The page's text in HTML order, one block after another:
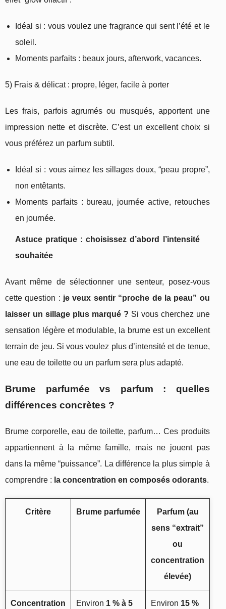
Idéal si : vous voulez une fragrance qui sent l’été et le
soleil.
Moments parfaits : beaux jours, afterwork, vacances.
5) Frais & délicat : propre, léger, facile à porter
Les frais, parfois agrumés ou musqués, apportent une
impression nette et discrète. C’est un excellent choix si
vous préférez un parfum subtil.
Idéal si : vous aimez les sillages doux, “peau propre”,
non entêtants.
Moments parfaits : bureau, journée active, retouches
en journée.
Astuce pratique : choisissez d’abord l’intensité
souhaitée
Avant même de sélectionner une senteur, posez-vous
cette question : je veux sentir “proche de la peau” ou
laisser un sillage plus marqué ? Si vous cherchez une
sensation légère et modulable, la brume est un excellent
terrain de jeu. Si vous voulez plus d’intensité et de tenue,
une eau de toilette ou un parfum sera plus adapté.
Brume parfumée vs parfum : quelles
différences concrètes ?
Brume corporelle, eau de toilette, parfum… Ces produits
appartiennent à la même famille, mais ne jouent pas
dans la même “puissance”. La différence la plus simple à
comprendre : la concentration en composés odorants.
Critère Brume parfumée
Parfum (au
sens “extrait”
ou
concentration
élevée)
Concentration
Environ 1 % à 5
Environ 15 %